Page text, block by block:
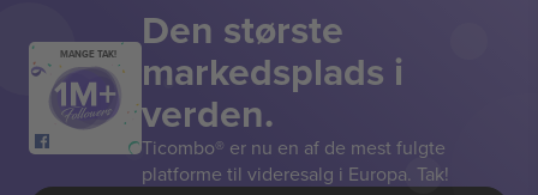
MANGE TAK! Den største
markedsplads i
verden.
Ticombo® er nu en af de mest fulgte
platforme til videresalg i Europa. Tak!